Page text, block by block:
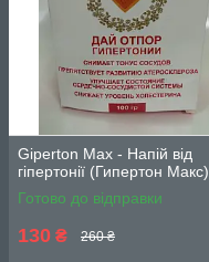
Giperton Max - Напій від
гіпертонії (Гипертон Макс)
Готово до відправки
130 ₴ 260 ₴